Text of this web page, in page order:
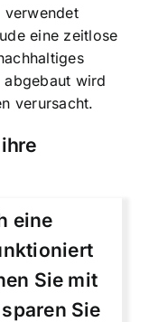
verwendet
eine zeitlose
wird
verursacht.
eine
Sie mit
Sie